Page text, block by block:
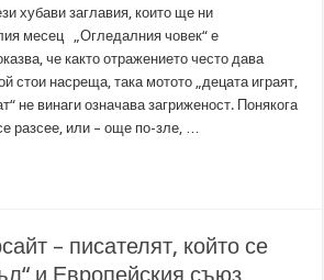
хубави заглавия, които ще ни
месец „Огледалния човек“ е
че както отражението често дава
стои насреща, така мотото „децата играят,
не винаги означава загриженост. Понякога
разсее, или – още по-зле, …
– писателят, който се
и Европейския съюз